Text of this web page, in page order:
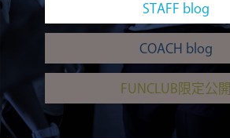
STAFF blog
COACH blog
FUNCLUB限定公開